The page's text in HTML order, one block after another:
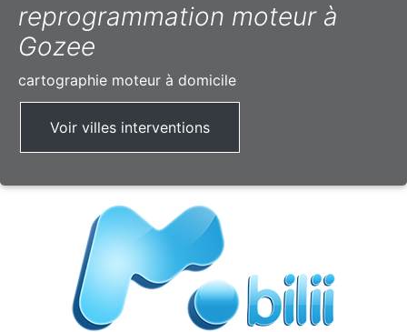
reprogrammation moteur à
Gozee
cartographie moteur à domicile
Voir villes interventions